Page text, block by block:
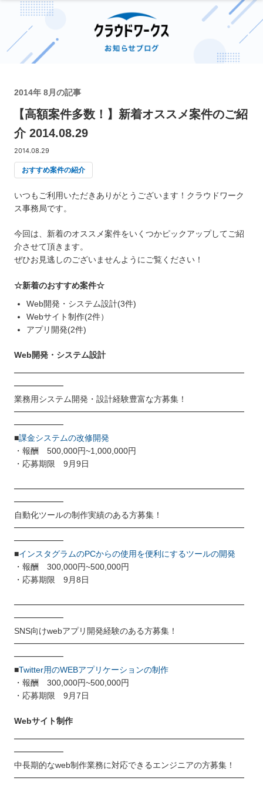
2014年 8月の記事
【高額案件多数！】新着オススメ案件のご紹
介 2014.08.29
2014.08.29
おすすめ案件の紹介
いつもご利用いただきありがとうございます！クラウドワーク
ス事務局です。
今回は、新着のオススメ案件をいくつかピックアップしてご紹
介させて頂きます。
ぜひお見逃しのございませんようにご覧ください！
☆新着のおすすめ案件☆
Web開発・システム設計(3件)
Webサイト制作(2件）
アプリ開発(2件)
Web開発・システム設計
━━━━━━━━━━━━━━━━━━━━━━━━━━━━
━━━━━━
業務用システム開発・設計経験豊富な方募集！
━━━━━━━━━━━━━━━━━━━━━━━━━━━━
━━━━━━
■課金システムの改修開発
・報酬 500,000円~1,000,000円
・応募期限 9月9日
━━━━━━━━━━━━━━━━━━━━━━━━━━━━
━━━━━━
自動化ツールの制作実績のある方募集！
━━━━━━━━━━━━━━━━━━━━━━━━━━━━
━━━━━━
■インスタグラムのPCからの使用を便利にするツールの開発
・報酬 300,000円~500,000円
・応募期限 9月8日
━━━━━━━━━━━━━━━━━━━━━━━━━━━━
━━━━━━
SNS向けwebアプリ開発経験のある方募集！
━━━━━━━━━━━━━━━━━━━━━━━━━━━━
━━━━━━
■Twitter用のWEBアプリケーションの制作
・報酬 300,000円~500,000円
・応募期限 9月7日
Webサイト制作
━━━━━━━━━━━━━━━━━━━━━━━━━━━━
━━━━━━
中長期的なweb制作業務に対応できるエンジニアの方募集！
━━━━━━━━━━━━━━━━━━━━━━━━━━━━